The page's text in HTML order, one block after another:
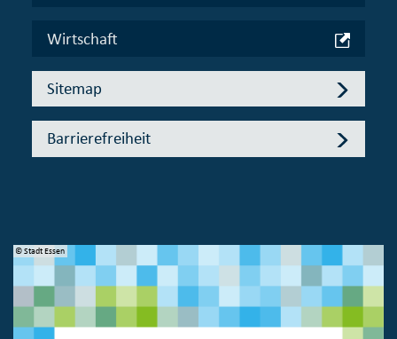
Wirtschaft
Sitemap
Barrierefreiheit
© Stadt Essen